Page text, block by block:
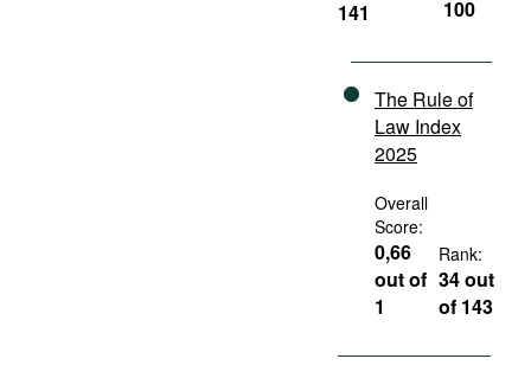
141
100
The Rule of
Law Index
2025
Overall
Score:
0,66
out of
1
Rank:
34 out
of 143